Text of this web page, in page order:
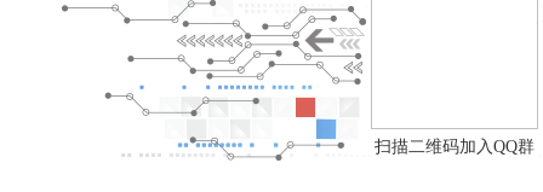
扫描二维码加入QQ群